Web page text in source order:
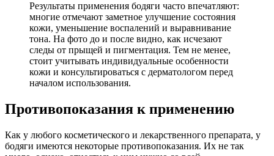
Результаты применения бодяги часто впечатляют:
многие отмечают заметное улучшение состояния
кожи, уменьшение воспалений и выравнивание
тона. На фото до и после видно, как исчезают
следы от прыщей и пигментация. Тем не менее,
стоит учитывать индивидуальные особенности
кожи и консультироваться с дерматологом перед
началом использования.
Противопоказания к применению
Как у любого косметического и лекарственного препарата, у
бодяги имеются некоторые противопоказания. Их не так